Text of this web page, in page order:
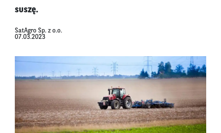
suszę.
SatAgro Sp. z o.o.
07.03.2023